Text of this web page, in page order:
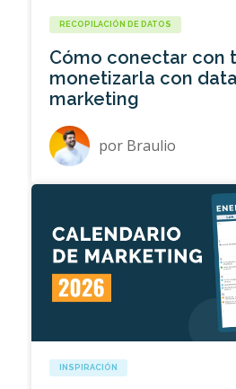
RECOPILACIÓN DE DATOS
Cómo conectar con
monetizarla con
marketing
por Braulio
INSPIRACIÓN